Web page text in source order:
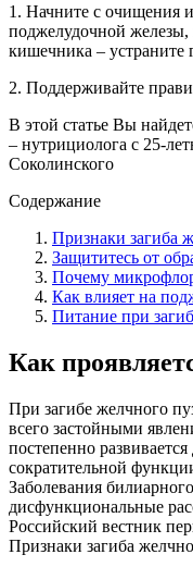
1. Начните с очищения
поджелудочной
кишечника –
2. Поддерживайте
В этой статье Вы
– нутрициолога с 25-
Соколинского
Содержание
Признаки загиба
Защититесь от
Почему
Как влияет на
Питание при
Как
При загибе желчного
всего застойными
постепенно
сократительной
Заболевания
дисфункциональные
Российский вестник
Признаки загиба